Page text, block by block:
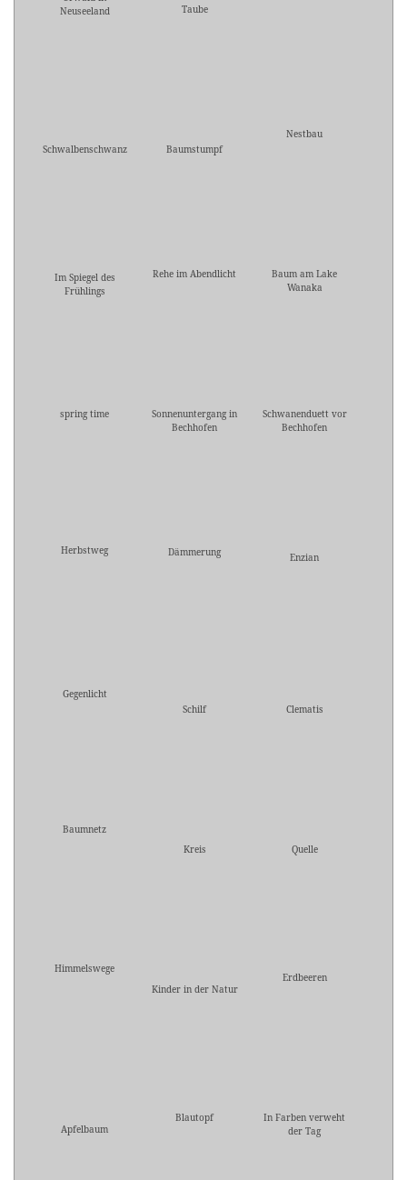
Neuseeland
Taube
Schwalbenschwanz Baumstumpf
Nestbau
Im Spiegel des
Frühlings
Rehe im Abendlicht
Baum am Lake
Wanaka
spring time
Sonnenuntergang in
Bechhofen
Schwanenduett vor
Bechhofen
Herbstweg Dämmerung Enzian
Gegenlicht
Schilf
Clematis
Baumnetz
Kreis
Quelle
Himmelswege
Kinder in der Natur
Erdbeeren
Apfelbaum
Blautopf
In Farben verweht
der Tag